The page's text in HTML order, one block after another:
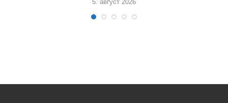
5. авґуст 2026